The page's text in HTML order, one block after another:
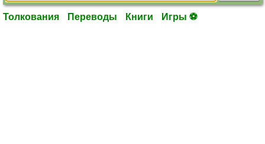
Толкования Переводы Книги Игры ⚽